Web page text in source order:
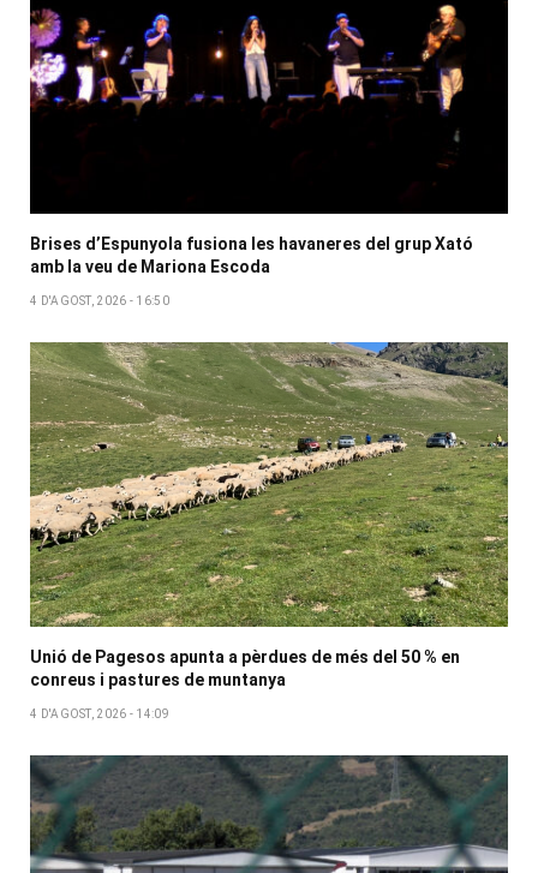
Brises d’Espunyola fusiona les havaneres del grup Xató
amb la veu de Mariona Escoda
4 D'AGOST, 2026 - 16:50
Unió de Pagesos apunta a pèrdues de més del 50 % en
conreus i pastures de muntanya
4 D'AGOST, 2026 - 14:09